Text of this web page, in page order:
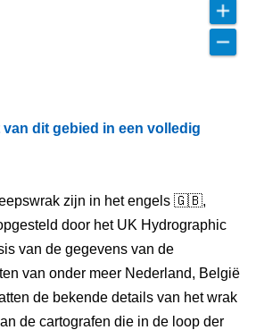
van dit gebied in een volledig
zijn in het engels 🇬🇧,
door het UK Hydrographic
van de gegevens van de
van onder meer Nederland, België
de bekende details van het wrak
de cartografen die in de loop der